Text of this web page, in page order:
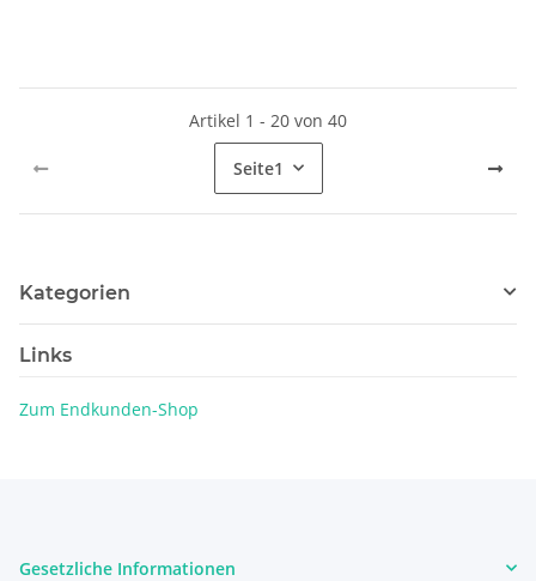
Artikel 1 - 20 von 40
Seite1
Kategorien
Links
Zum Endkunden-Shop
Gesetzliche Informationen